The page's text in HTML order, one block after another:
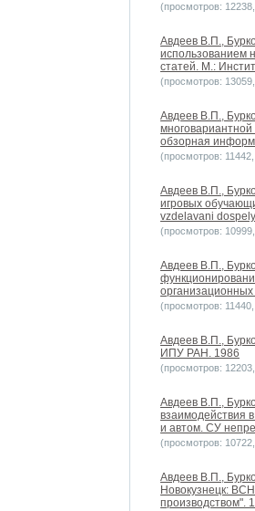
(просмотров:
Авдеев В.П.,
использованием
статей. М.:
(просмотров:
Авдеев В.П.,
обзорная
(просмотров:
Авдеев В.П.,
игровых
vzdelavani
(просмотров:
Авдеев В.П.,
(просмотров:
Авдеев В.П.,
ИПУ РАН. 1986
(просмотров:
Авдеев В.П.,
взаимодействия
и автом. СУ
(просмотров:
Авдеев В.П.,
Новокузнецк:
производством".